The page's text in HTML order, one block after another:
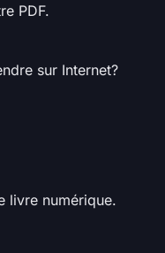
PDF.
sur Internet?
livre numérique.